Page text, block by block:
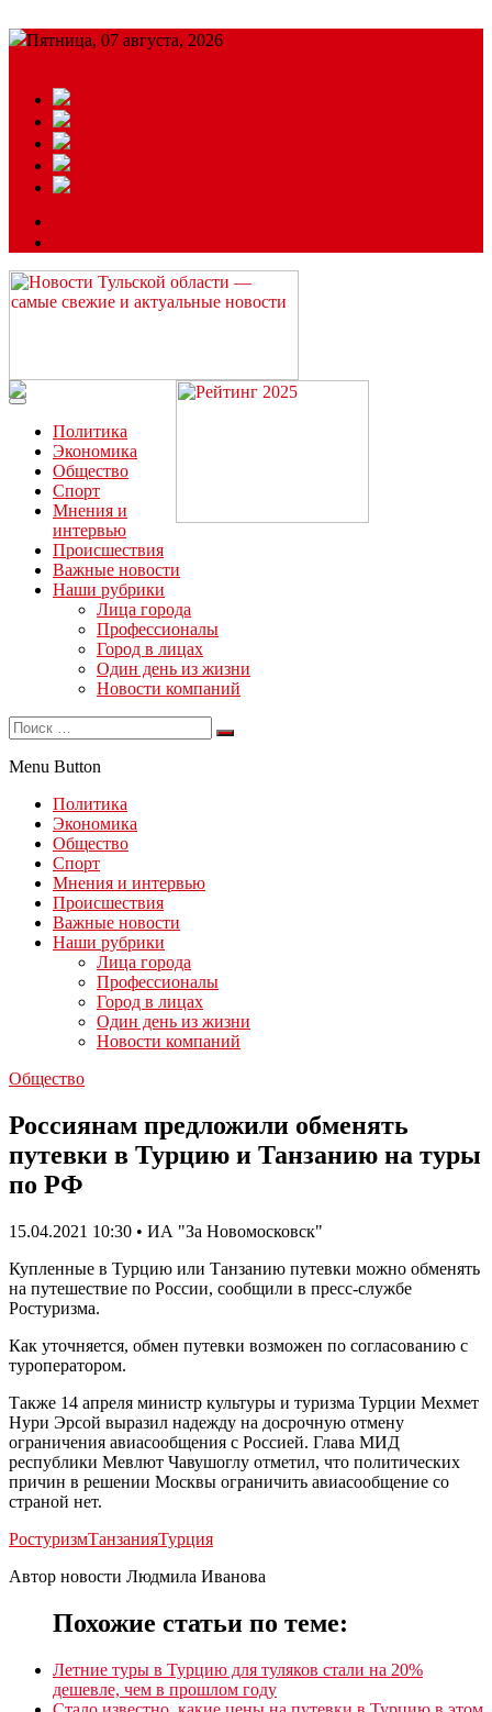
Пятница, 07 августа, 2026
Читайте последние новости дня в Тульской области на сайте
“ЗаНовомосковск”
Политика
Экономика
Общество
Спорт
Мнения и
интервью
Происшествия
Важные новости
Наши рубрики
Лица города
Профессионалы
Город в лицах
Один день из жизни
Новости компаний
Menu Button
Политика
Экономика
Общество
Спорт
Мнения и интервью
Происшествия
Важные новости
Наши рубрики
Лица города
Профессионалы
Город в лицах
Один день из жизни
Новости компаний
Общество
Россиянам предложили обменять
путевки в Турцию и Танзанию на туры
по РФ
15.04.2021 10:30 • ИА "За Новомосковск"
Купленные в Турцию или Танзанию путевки можно обменять
на путешествие по России, сообщили в пресс-службе
Ростуризма.
Как уточняется, обмен путевки возможен по согласованию с
туроператором.
Также 14 апреля министр культуры и туризма Турции Мехмет
Нури Эрсой выразил надежду на досрочную отмену
ограничения авиасообщения с Россией. Глава МИД
республики Мевлют Чавушоглу отметил, что политических
причин в решении Москвы ограничить авиасообщение со
страной нет.
РостуризмТанзанияТурция
Автор новости Людмила Иванова
Похожие статьи по теме:
Летние туры в Турцию для туляков стали на 20%
дешевле, чем в прошлом году